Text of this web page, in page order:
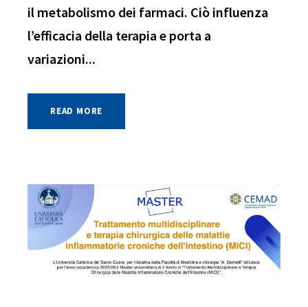
il metabolismo dei farmaci. Ciò influenza
l’efficacia della terapia e porta a
variazioni...
READ MORE